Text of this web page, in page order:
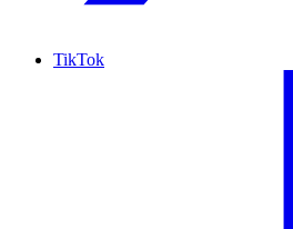
TikTok